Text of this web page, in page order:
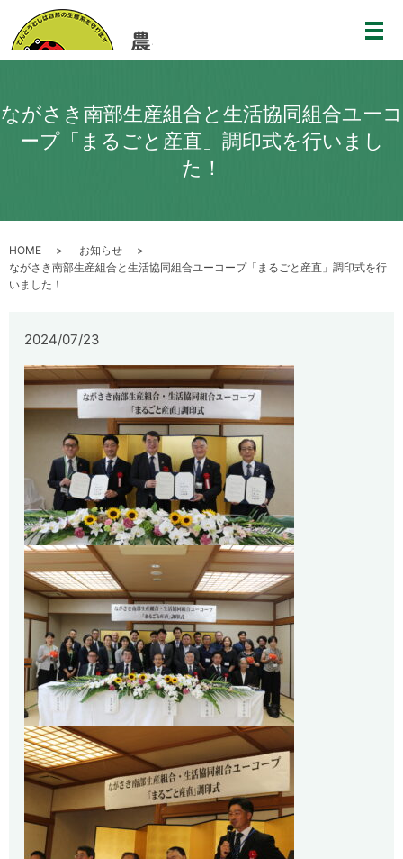
メ
ながさき南部生産組合と生活協同組合ユーコ
ープ「まるごと産直」調印式を行いまし
た！
HOME
お知らせ
ながさき南部生産組合と生活協同組合ユーコープ「まるごと産直」調印式を行
いました！
2024/07/23